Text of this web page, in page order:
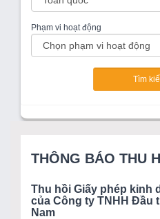
Phạm vi hoạt động
Tìm
THÔNG BÁO THU
Thu hồi Giấy phép kinh
của Công ty TNHH Đầu
Nam